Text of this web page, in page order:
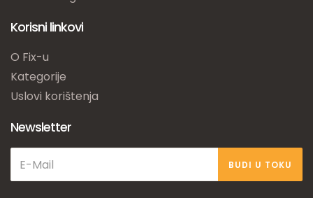
Korisni linkovi
O Fix-u
Kategorije
Uslovi korištenja
Newsletter
BUDI U TOKU